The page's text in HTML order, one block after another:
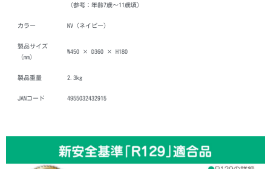
（参考：年齢7歳～11歳頃）
カラー NV（ネイビー）
製品サイズ
（mm）
W450 × D360 × H180
製品重量 2.3kg
JANコード 4955032432915